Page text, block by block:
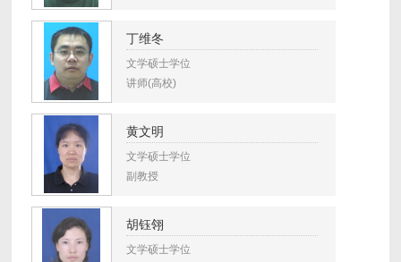
丁维冬
文学硕士学位
讲师(高校)
黄文明
文学硕士学位
副教授
胡钰翎
文学硕士学位